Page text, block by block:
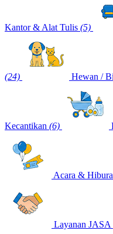
Kantor & Alat Tulis (5)
(24) Hewan /
Kecantikan (6)
Acara &
Layanan JASA